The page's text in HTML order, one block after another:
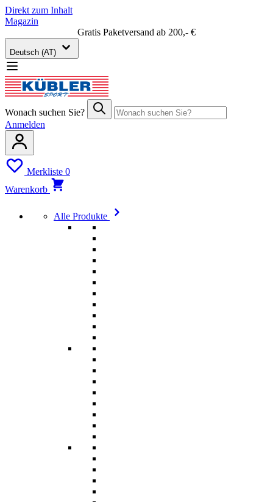
Direkt zum Inhalt
Magazin
Gratis Paketversand ab 200,- €
Deutsch (AT)
Wonach suchen Sie?
Anmelden
Merkliste 0
Warenkorb
Alle Produkte